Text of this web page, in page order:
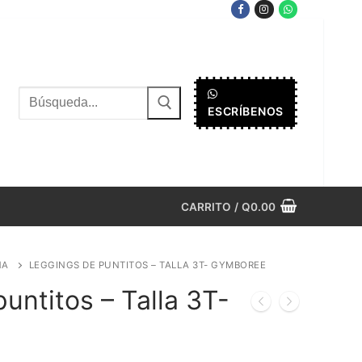
Buscar
por:
ESCRÍBENOS
CARRITO / Q0.00
LEGGINGS DE PUNTITOS – TALLA 3T- GYMBOREE
– Talla 3T-